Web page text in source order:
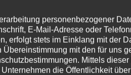
für Kritik gesorgt.
auf eine Anfrage des
erstmals einen
personenbezogener
E-Mail-Adresse oder
erfolgt stets im Einklang mit der
Übereinstimmung mit den für uns
Mittels
die Öffentlichkeit